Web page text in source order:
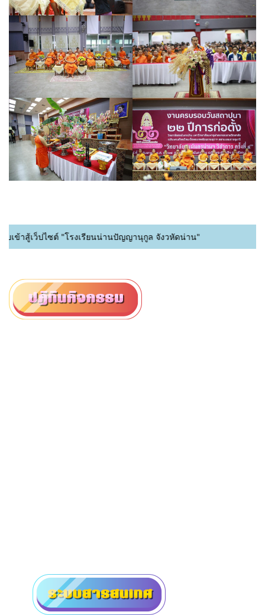
สู้เว็ปไซต์ "โรงเรียนน่านปัญญานุกูล จังวหัดน่าน"